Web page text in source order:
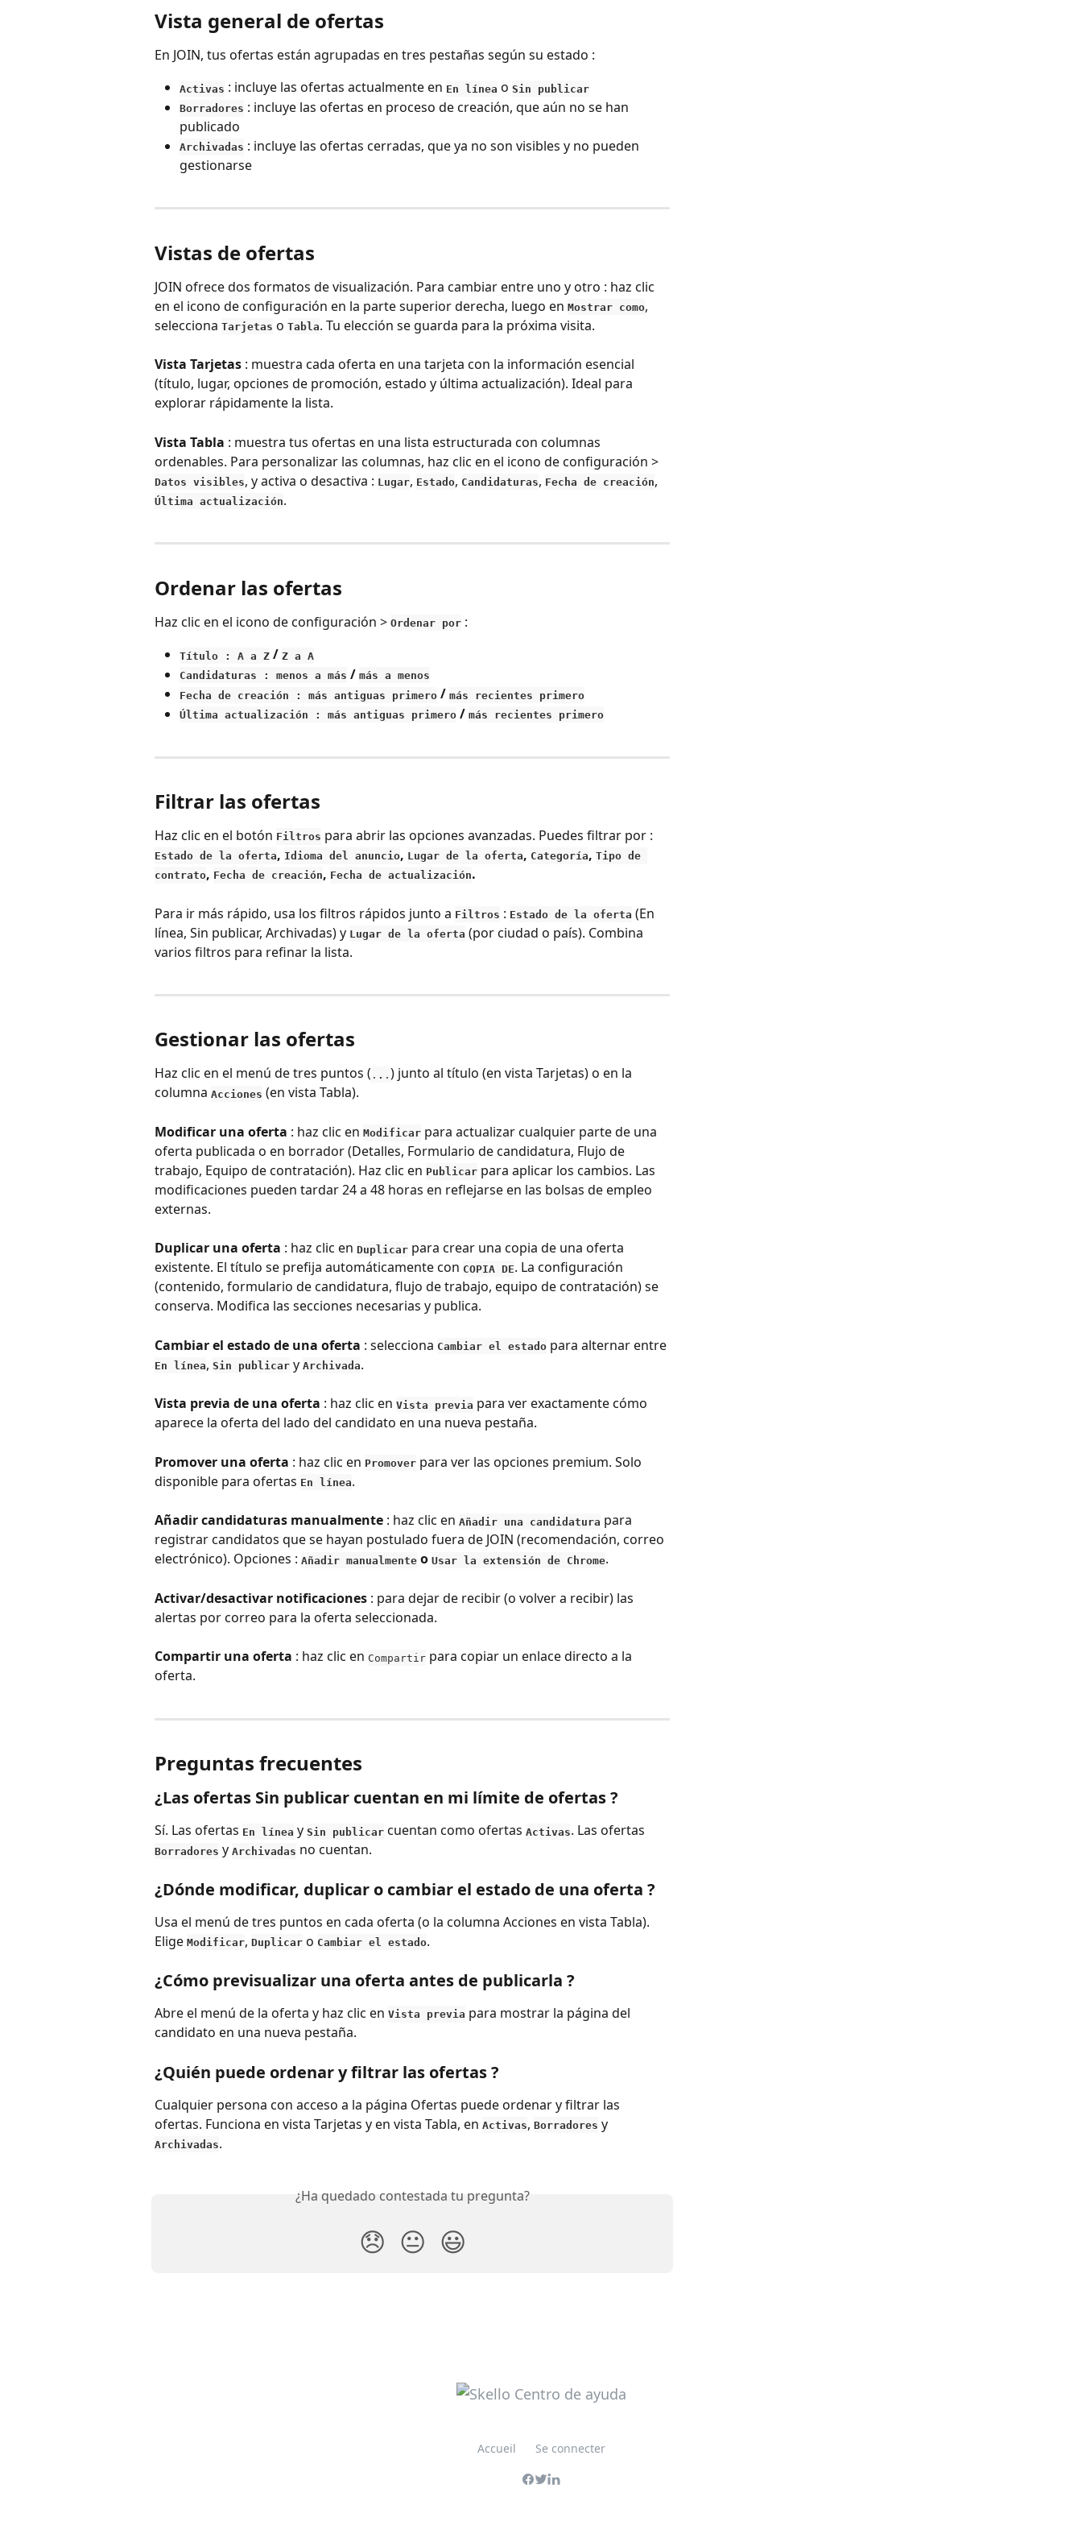
Vista general de ofertas
En JOIN, tus ofertas están agrupadas en tres pestañas según su estado :
Activas : incluye las ofertas actualmente en En línea o Sin publicar
Borradores : incluye las ofertas en proceso de creación, que aún no se han
publicado
Archivadas : incluye las ofertas cerradas, que ya no son visibles y no pueden
gestionarse
Vistas de ofertas
JOIN ofrece dos formatos de visualización. Para cambiar entre uno y otro : haz clic
en el icono de configuración en la parte superior derecha, luego en Mostrar como,
selecciona Tarjetas o Tabla. Tu elección se guarda para la próxima visita.
Vista Tarjetas : muestra cada oferta en una tarjeta con la información esencial
(título, lugar, opciones de promoción, estado y última actualización). Ideal para
explorar rápidamente la lista.
Vista Tabla : muestra tus ofertas en una lista estructurada con columnas
ordenables. Para personalizar las columnas, haz clic en el icono de configuración >
Datos visibles, y activa o desactiva : Lugar, Estado, Candidaturas, Fecha de creación,
Última actualización.
Ordenar las ofertas
Haz clic en el icono de configuración > Ordenar por :
Título : A a Z / Z a A
Candidaturas : menos a más / más a menos
Fecha de creación : más antiguas primero / más recientes primero
Última actualización : más antiguas primero / más recientes primero
Filtrar las ofertas
Haz clic en el botón Filtros para abrir las opciones avanzadas. Puedes filtrar por :
Estado de la oferta, Idioma del anuncio, Lugar de la oferta, Categoría, Tipo de
contrato, Fecha de creación, Fecha de actualización.
Para ir más rápido, usa los filtros rápidos junto a Filtros : Estado de la oferta (En
línea, Sin publicar, Archivadas) y Lugar de la oferta (por ciudad o país). Combina
varios filtros para refinar la lista.
Gestionar las ofertas
Haz clic en el menú de tres puntos ( . . . ) junto al título (en vista Tarjetas) o en la
columna Acciones (en vista Tabla).
Modificar una oferta : haz clic en Modificar para actualizar cualquier parte de una
oferta publicada o en borrador (Detalles, Formulario de candidatura, Flujo de
trabajo, Equipo de contratación). Haz clic en Publicar para aplicar los cambios. Las
modificaciones pueden tardar 24 a 48 horas en reflejarse en las bolsas de empleo
externas.
Duplicar una oferta : haz clic en Duplicar para crear una copia de una oferta
existente. El título se prefija automáticamente con COPIA DE. La configuración
(contenido, formulario de candidatura, flujo de trabajo, equipo de contratación) se
conserva. Modifica las secciones necesarias y publica.
Cambiar el estado de una oferta : selecciona Cambiar el estado para alternar entre
En línea, Sin publicar y Archivada.
Vista previa de una oferta : haz clic en Vista previa para ver exactamente cómo
aparece la oferta del lado del candidato en una nueva pestaña.
Promover una oferta : haz clic en Promover para ver las opciones premium. Solo
disponible para ofertas En línea.
Añadir candidaturas manualmente : haz clic en Añadir una candidatura para
registrar candidatos que se hayan postulado fuera de JOIN (recomendación, correo
electrónico). Opciones : Añadir manualmente o Usar la extensión de Chrome.
Activar/desactivar notificaciones : para dejar de recibir (o volver a recibir) las
alertas por correo para la oferta seleccionada.
Compartir una oferta : haz clic en Compartir para copiar un enlace directo a la
oferta.
Preguntas frecuentes
¿Las ofertas Sin publicar cuentan en mi límite de ofertas ?
Sí. Las ofertas En línea y Sin publicar cuentan como ofertas Activas. Las ofertas
Borradores y Archivadas no cuentan.
¿Dónde modificar, duplicar o cambiar el estado de una oferta ?
Usa el menú de tres puntos en cada oferta (o la columna Acciones en vista Tabla).
Elige Modificar, Duplicar o Cambiar el estado.
¿Cómo previsualizar una oferta antes de publicarla ?
Abre el menú de la oferta y haz clic en Vista previa para mostrar la página del
candidato en una nueva pestaña.
¿Quién puede ordenar y filtrar las ofertas ?
Cualquier persona con acceso a la página Ofertas puede ordenar y filtrar las
ofertas. Funciona en vista Tarjetas y en vista Tabla, en Activas, Borradores y
Archivadas.
¿Ha quedado contestada tu pregunta?
😞 😐 😃
Accueil Se connecter